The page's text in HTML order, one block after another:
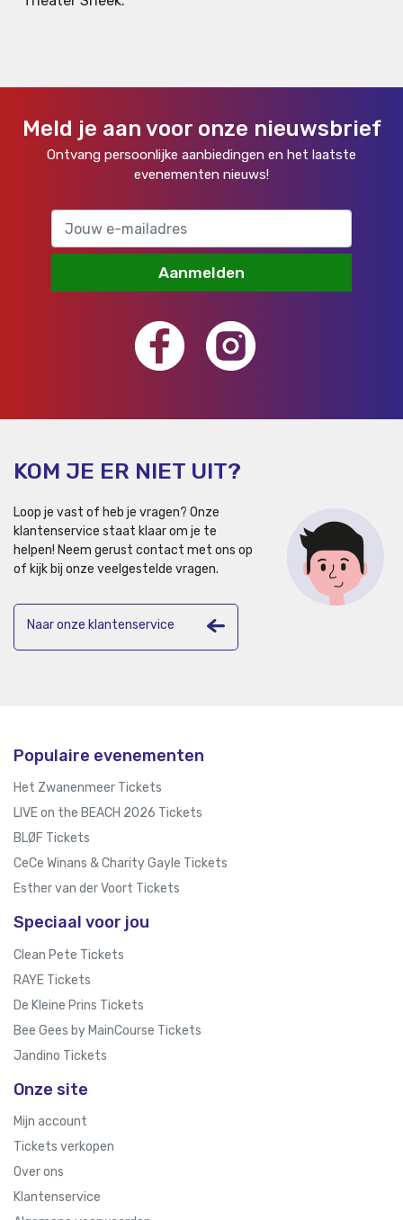
Meld je aan voor onze nieuwsbrief
Ontvang persoonlijke aanbiedingen en het laatste
evenementen nieuws!
Aanmelden
KOM JE ER NIET UIT?
Loop je vast of heb je vragen? Onze
klantenservice staat klaar om je te
helpen! Neem gerust contact met ons op
of kijk bij onze veelgestelde vragen.
Naar onze klantenservice
Populaire evenementen
Het Zwanenmeer Tickets
LIVE on the BEACH 2026 Tickets
BLØF Tickets
CeCe Winans & Charity Gayle Tickets
Esther van der Voort Tickets
Speciaal voor jou
Clean Pete Tickets
RAYE Tickets
De Kleine Prins Tickets
Bee Gees by MainCourse Tickets
Jandino Tickets
Onze site
Mijn account
Tickets verkopen
Over ons
Klantenservice